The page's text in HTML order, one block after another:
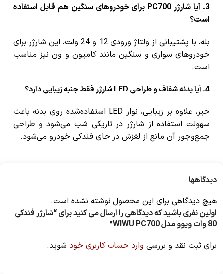
3. آیا شارژر PC700 برای خودروهای سنگین هم قابل استفاده
است؟
بله، با پشتیبانی از ولتاژ ورودی 12 و 24 ولت، این شارژر برای
خودروهای سواری و سنگین مانند کامیون و ون نیز مناسب
است.
4. آیا بدنه شفاف و طراحی LED شارژر فقط جنبه زیبایی دارد؟
خیر، علاوه بر زیبایی، نوار LED استفاده‌شده روی بدنه باعث
سهولت استفاده از شارژر در تاریکی شب می‌شود و طراحی
جمع‌وجور آن مانع از لغزش در جای فندکی خودرو می‌شود.
دیدگاهها
هیچ دیدگاهی برای این محصول نوشته نشده است.
اولین نفری باشید که دیدگاهی را ارسال می کنید برای “شارژر فندکی
80 وات ویوو مدل WIWU PC700”
برای ثبت نقد و بررسی وارد حساب کاربری خود شوید.